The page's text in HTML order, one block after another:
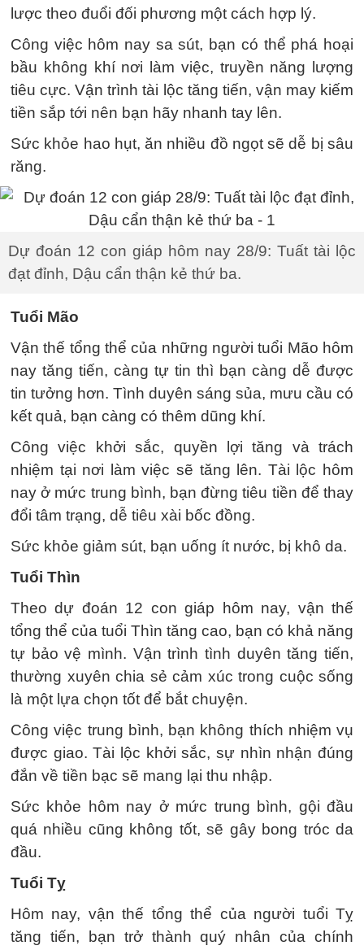
lược theo đuổi đối phương một cách hợp lý.
Công việc hôm nay sa sút, bạn có thể phá hoại
bầu không khí nơi làm việc, truyền năng lượng
tiêu cực. Vận trình tài lộc tăng tiến, vận may kiếm
tiền sắp tới nên bạn hãy nhanh tay lên.
Sức khỏe hao hụt, ăn nhiều đồ ngọt sẽ dễ bị sâu
răng.
Dự đoán 12 con giáp hôm nay 28/9: Tuất tài lộc
đạt đỉnh, Dậu cẩn thận kẻ thứ ba.
Tuổi Mão
Vận thế tổng thể của những người tuổi Mão hôm
nay tăng tiến, càng tự tin thì bạn càng dễ được
tin tưởng hơn. Tình duyên sáng sủa, mưu cầu có
kết quả, bạn càng có thêm dũng khí.
Công việc khởi sắc, quyền lợi tăng và trách
nhiệm tại nơi làm việc sẽ tăng lên. Tài lộc hôm
nay ở mức trung bình, bạn đừng tiêu tiền để thay
đổi tâm trạng, dễ tiêu xài bốc đồng.
Sức khỏe giảm sút, bạn uống ít nước, bị khô da.
Tuổi Thìn
Theo dự đoán 12 con giáp hôm nay, vận thế
tổng thể của tuổi Thìn tăng cao, bạn có khả năng
tự bảo vệ mình. Vận trình tình duyên tăng tiến,
thường xuyên chia sẻ cảm xúc trong cuộc sống
là một lựa chọn tốt để bắt chuyện.
Công việc trung bình, bạn không thích nhiệm vụ
được giao. Tài lộc khởi sắc, sự nhìn nhận đúng
đắn về tiền bạc sẽ mang lại thu nhập.
Sức khỏe hôm nay ở mức trung bình, gội đầu
quá nhiều cũng không tốt, sẽ gây bong tróc da
đầu.
Tuổi Tỵ
Hôm nay, vận thế tổng thể của người tuổi Tỵ
tăng tiến, bạn trở thành quý nhân của chính